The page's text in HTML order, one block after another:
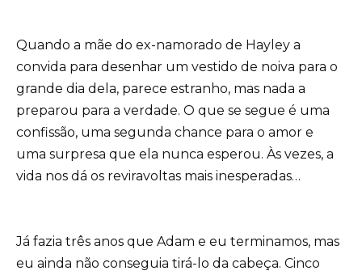
Quando a mãe do ex-namorado de Hayley a
convida para desenhar um vestido de noiva para o
grande dia dela, parece estranho, mas nada a
preparou para a verdade. O que se segue é uma
confissão, uma segunda chance para o amor e
uma surpresa que ela nunca esperou. Às vezes, a
vida nos dá os reviravoltas mais inesperadas…
Já fazia três anos que Adam e eu terminamos, mas
eu ainda não conseguia tirá-lo da cabeça. Cinco